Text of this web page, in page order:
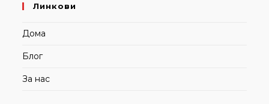
Линкови
Дома
Блог
За нас